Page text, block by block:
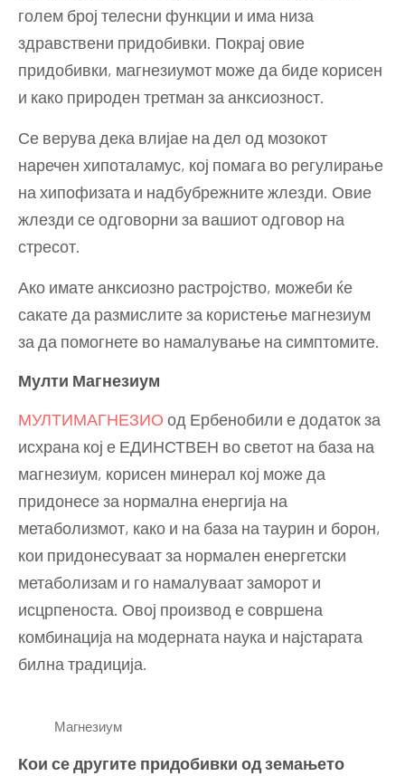
голем број телесни функции и има низа
здравствени придобивки. Покрај овие
придобивки, магнезиумот може да биде корисен
и како природен третман за анксиозност.
Се верува дека влијае на дел од мозокот
наречен хипоталамус, кој помага во регулирање
на хипофизата и надбубрежните жлезди. Овие
жлезди се одговорни за вашиот одговор на
стресот.
Ако имате анксиозно растројство, можеби ќе
сакате да размислите за користење магнезиум
за да помогнете во намалување на симптомите.
Мулти Магнезиум
МУЛТИМАГНЕЗИО од Ербенобили е додаток за
исхрана кој е ЕДИНСТВЕН во светот на база на
магнезиум, корисен минерал кој може да
придонесе за нормална енергија на
метаболизмот, како и на база на таурин и борон,
кои придонесуваат за нормален енергетски
метаболизам и го намалуваат заморот и
исцрпеноста. Овој производ е совршена
комбинација на модерната наука и најстарата
билна традиција.
Магнезиум
Кои се другите придобивки од земањето